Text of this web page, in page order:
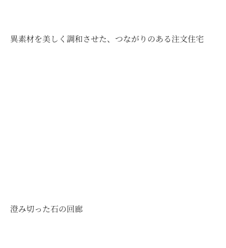
異素材を美しく調和させた、つながりのある注文住宅
澄み切った石の回廊